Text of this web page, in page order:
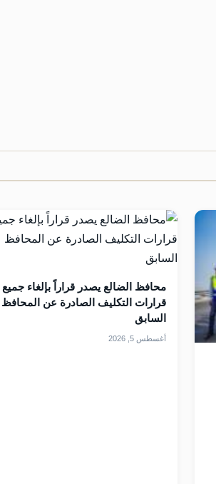
محافظ الضالع يصدر قراراً بإلغاء جميع
قرارات التكليف الصادرة عن المحافظ
السابق
أغسطس 5, 2026